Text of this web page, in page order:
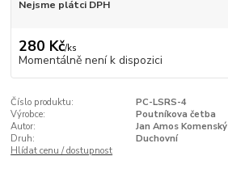
Nejsme plátci DPH
280 Kč/ks
Momentálně není k dispozici
Číslo produktu:
PC-LSRS-4
Výrobce:
Poutníkova četba
Autor:
Jan Amos Komenský
Druh:
Duchovní
Hlídat cenu / dostupnost